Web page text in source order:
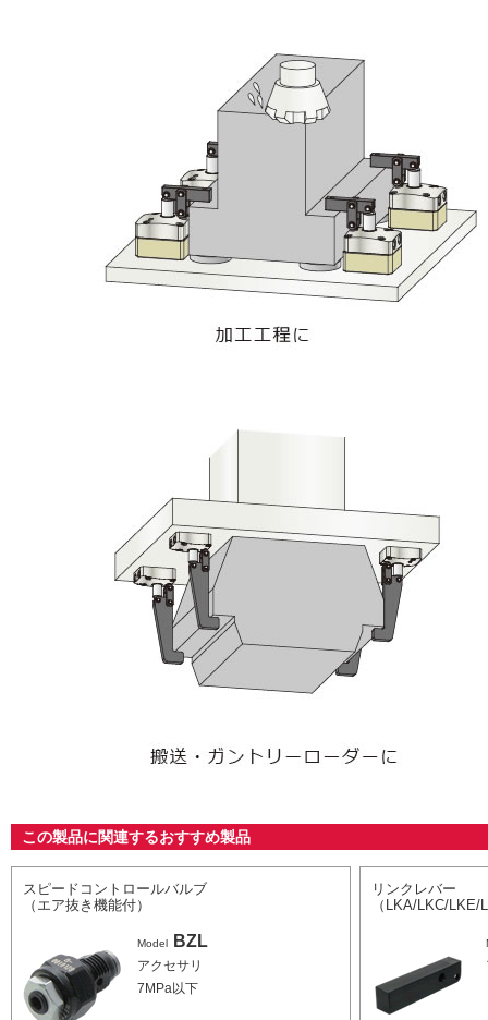
この製品に関連するおすすめ製品
スピードコントロールバルブ
（エア抜き機能付）
Model BZL
アクセサリ
7MPa以下
リンクレバー
（LKA/LKC/LKE/